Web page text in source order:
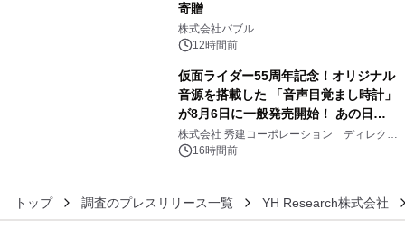
寄贈
株式会社バブル
12時間前
仮面ライダー55周年記念！オリジナル
音源を搭載した 「音声目覚まし時計」
が8月6日に一般発売開始！ あの日の
大興奮が今甦る
株式会社 秀建コーポレーション ディレクト
アートギャラリー
16時間前
トップ 調査のプレスリリース一覧 YH Research株式会社